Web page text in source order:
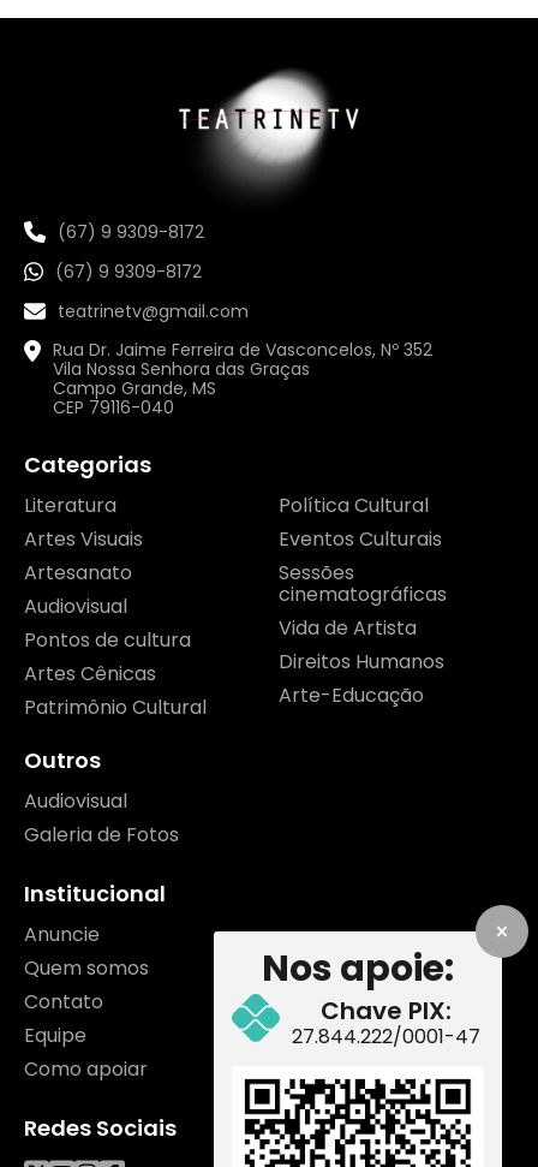
Nos apoie:
Chave PIX:
27.844.222/0001-47
(67) 9 9309-8172
(67) 9 9309-8172
teatrinetv@gmail.com
Rua Dr. Jaime Ferreira de Vasconcelos, Nº 352
Vila Nossa Senhora das Graças
Campo Grande, MS
CEP 79116-040
Categorias
Literatura
Artes Visuais
Artesanato
Audiovisual
Pontos de cultura
Artes Cênicas
Patrimônio Cultural
Política Cultural
Eventos Culturais
Sessões
cinematográficas
Vida de Artista
Direitos Humanos
Arte-Educação
Outros
Audiovisual
Galeria de Fotos
Institucional
Anuncie
Quem somos
Contato
Equipe
Como apoiar
Redes Sociais